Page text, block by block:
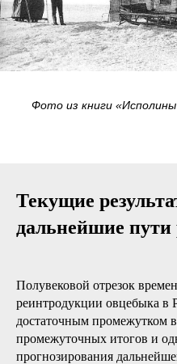
Фото из книги
Текущие
дальнейшие пути
Полувековой отрезок
реинтродукции овцебыка в
достаточным промежутком
промежуточных итогов и
прогнозирования